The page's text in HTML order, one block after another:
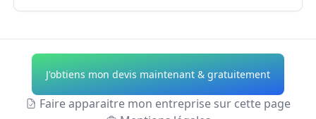
Traitement
d'Humidité des
Murs Ménétréol-
sous-Sancerre
Traitement
d'Humidité des
Murs Allier
Traitement
J'obtiens mon devis maintenant & gratuitement
Faire apparaitre mon entreprise sur cette page